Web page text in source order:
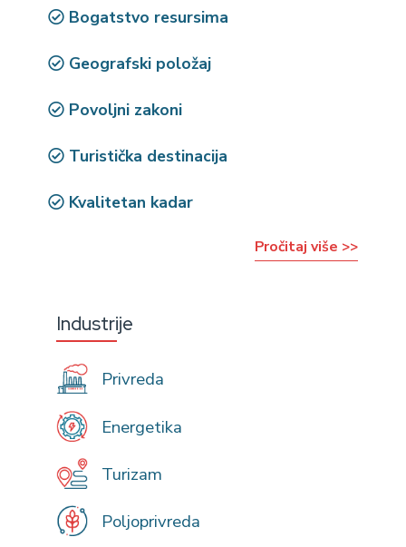
Bogatstvo resursima
Geografski položaj
Povoljni zakoni
Turistička destinacija
Kvalitetan kadar
Pročitaj više >>
Industrije
Privreda
Energetika
Turizam
Poljoprivreda